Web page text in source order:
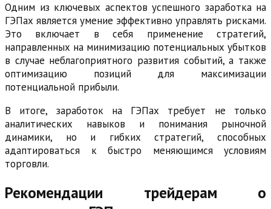
Одним из ключевых аспектов успешного заработка на
ГЭПах является умение эффективно управлять рисками.
Это включает в себя применение стратегий,
направленных на минимизацию потенциальных убытков
в случае неблагоприятного развития событий, а также
оптимизацию позиций для максимизации
потенциальной прибыли.
В итоге, заработок на ГЭПах требует не только
аналитических навыков и понимания рыночной
динамики, но и гибких стратегий, способных
адаптироваться к быстро меняющимся условиям
торговли.
Рекомендации трейдерам о